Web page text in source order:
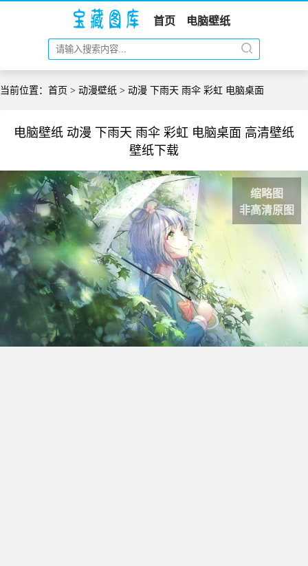
首页 电脑壁纸
当前位置： 首页 > 动漫壁纸 > 动漫 下雨天 雨伞 彩虹 电脑桌面
电脑壁纸 动漫 下雨天 雨伞 彩虹 电脑桌面 高清壁纸
壁纸下载
缩略图
非高清原图